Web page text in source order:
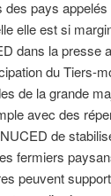
des pays
elle est si
dans la presse
du Tiers-
de la grande
avec des
de
fermiers
peuvent